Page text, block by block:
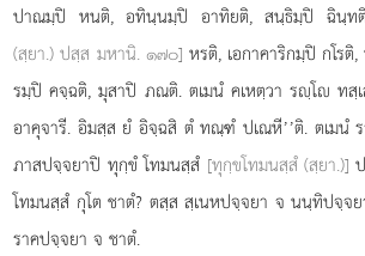
ปาณมฺปิ หนติ, อทินฺนมฺปิ อาทิยติ, สนฺธิมฺปิ ฉินฺท
(สฺยา.) ปสฺส มหานิ. ๑๗๐] หรติ, เอกาคาริกมฺปิ กโร
รมฺปิ คจฺฉติ, มุสาปิ ภณติ. ตเมนํ คเหตฺวา รฺโ ทสฺเ
อาคุจารี. อิมสฺส ยํ อิจฺฉสิ ตํ ทณฺฑํ ปเณหี’’ติ. ตเมนํ
ภาสปจฺจยาปิ ทุกฺขํ โทมนสฺสํ [ทุกฺขโทมนสฺสํ (สฺยา.)]
โทมนสฺสํ กุโต ชาตํ? ตสฺส สฺเนหปจฺจยา จ นนฺทิปจฺจ
ราคปจฺจยา จ ชาตํ.